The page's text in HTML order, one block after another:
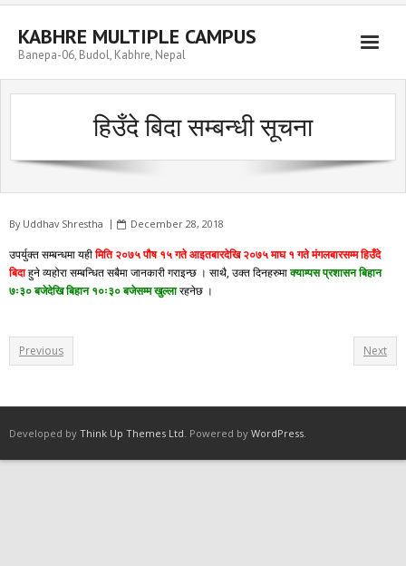
Skip
contentKABHRE MULTIPLE CAMPUS
Banepa-06, Budol, Kabhre, Nepal
हिउँदे बिदा सम्बन्धी सूचना
By Uddhav Shrestha December 28, 2018
उपर्युक्त सम्बन्धमा यहीमिति २०७५ पौष १५ गते आइतबारदेखि २०७५ माघ १ गते मंगलबारसम्म हिउँदे
बिदाहुने व्यहोरा सम्बन्धित सबैमा जानकारी गराइन्छ । साथै, उक्त दिनहरुमाक्याम्पस प्रशासन बिहान
७ः३० बजेदेखि बिहान १०ः३० बजेसम्म खुल्लारहनेछ ।
Previous Next
Developed by Think Up Themes Ltd. Powered by WordPress.